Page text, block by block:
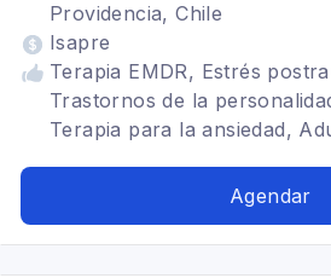
Providencia, Chile
Isapre
Terapia EMDR, Estrés
Trastornos de la
Terapia para la ansiedad,
Tratamientos para fobia
Agendar